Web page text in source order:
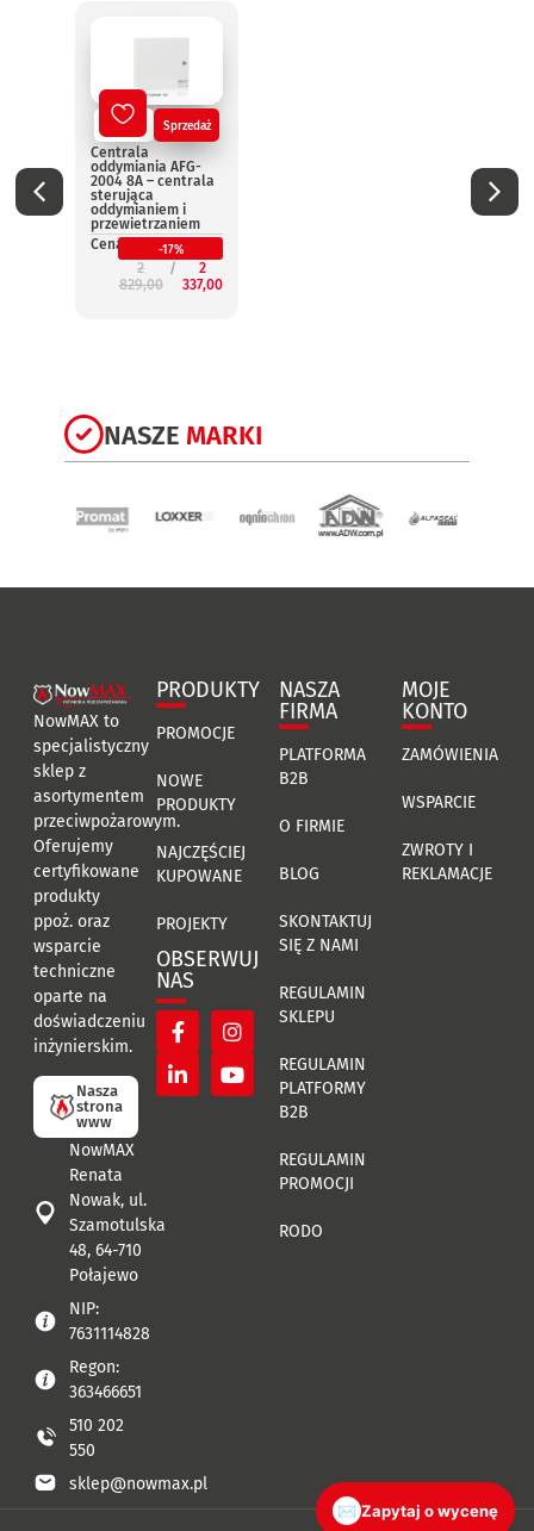
Nowy Sprzedaż
Centrala
oddymiania AFG-
2004 8A – centrala
sterująca
oddymianiem i
przewietrzaniem
Cena:
-17%
2
829,00
2
337,00
NASZE MARKI
NowMAX to
specjalistyczny
sklep z
asortymentem
przeciwpożarowym.
Oferujemy
certyfikowane
produkty
ppoż. oraz
wsparcie
techniczne
oparte na
doświadczeniu
inżynierskim.
Nasza
strona
www
NowMAX
Renata
Nowak, ul.
Szamotulska
48, 64-710
Połajewo
NIP:
7631114828
Regon:
363466651
510 202
550
sklep@nowmax.pl
PRODUKTY
PROMOCJE
NOWE
PRODUKTY
NAJCZĘŚCIEJ
KUPOWANE
PROJEKTY
OBSERWUJ
NAS
NASZA
FIRMA
PLATFORMA
B2B
O FIRMIE
BLOG
SKONTAKTUJ
SIĘ Z NAMI
REGULAMIN
SKLEPU
REGULAMIN
PLATFORMY
B2B
REGULAMIN
PROMOCJI
RODO
MOJE
KONTO
ZAMÓWIENIA
WSPARCIE
ZWROTY I
REKLAMACJE
✉ Zapytaj o wycenę